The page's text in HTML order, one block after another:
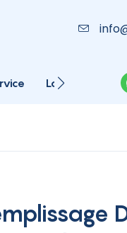
La Solution